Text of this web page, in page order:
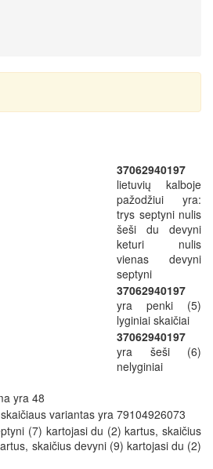
37062940197
lietuvių kalboje
pažodžiui yra:
trys septyni nulis
šeši du devyni
keturi nulis
vienas devyni
septyni
37062940197
yra penki (5)
lyginiai skaičiai
37062940197
yra šeši (6)
nelyginiai
yra 48
variantas yra 79104926073
(7) kartojasi du (2) kartus, skaičius
skaičius devyni (9) kartojasi du (2)